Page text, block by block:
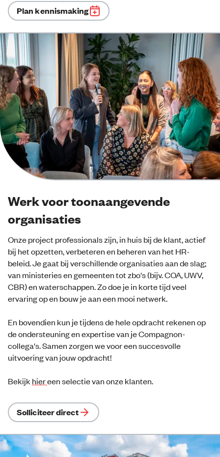
Plan kennismaking
Werk voor toonaangevende
organisaties
Onze project professionals zijn, in huis bij de klant, actief
bij het opzetten, verbeteren en beheren van het HR-
beleid.Je gaat bij verschillende organisaties aan de slag;
van ministeries en gemeenten tot zbo's (bijv. COA, UWV,
CBR) en waterschappen. Zo doe je in korte tijd veel
ervaring op en bouw je aan een mooi netwerk.
En bovendien kun je tijdens de hele opdracht rekenen op
de ondersteuning en expertise van je Compagnon-
collega's. Samen zorgen we voor een succesvolle
uitvoering van jouw opdracht!
Bekijk hiereen selectie van onze klanten.
Solliciteer direct